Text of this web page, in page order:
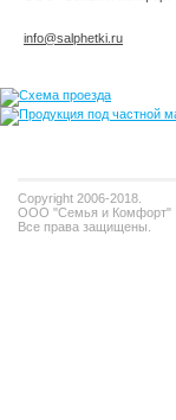
info@salphetki.ru
Copyright 2006-2018.
ООО "Семья и Комфорт"
Все права защищены.